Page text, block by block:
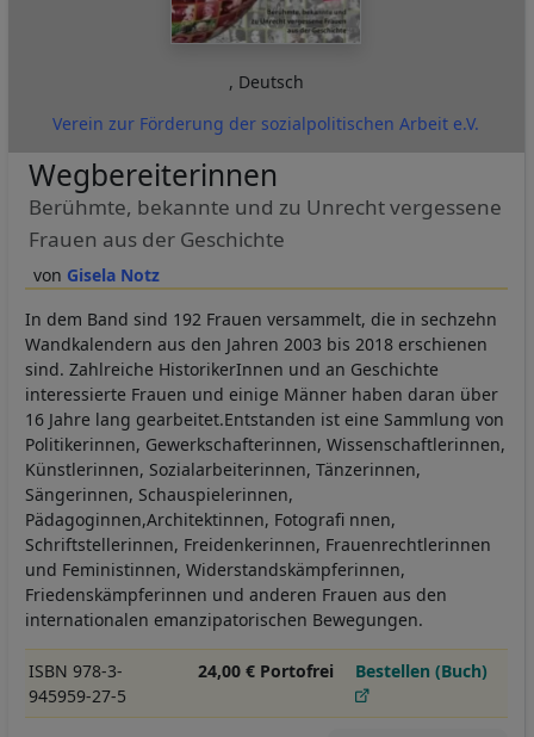
, Deutsch
Verein zur Förderung der sozialpolitischen Arbeit e.V.
Gisela Notz
Wegbereiterinnen
Berühmte, bekannte und zu Unrecht vergessene
Frauen aus der Geschichte
In dem Band sind 192 Frauen versammelt, die in sechzehn
Wandkalendern aus den Jahren 2003 bis 2018 erschienen
sind. Zahlreiche HistorikerInnen und an Geschichte
interessierte Frauen und einige Männer haben daran über
16 Jahre lang gearbeitet.Entstanden ist eine Sammlung von
Politikerinnen, Gewerkschafterinnen, Wissenschaftlerinnen,
Künstlerinnen, Sozialarbeiterinnen, Tänzerinnen,
Sängerinnen, Schauspielerinnen,
Pädagoginnen,Architektinnen, Fotografi nnen,
Schriftstellerinnen, Freidenkerinnen, Frauenrechtlerinnen
und Feministinnen, Widerstandskämpferinnen,
Friedenskämpferinnen und anderen Frauen aus den
internationalen emanzipatorischen Bewegungen.
ISBN 978-3-
945959-27-5
24,00 € Portofrei Bestellen (Buch)